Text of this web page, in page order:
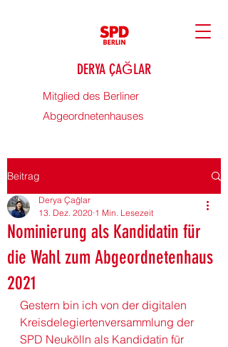
DERYA ÇAĞLAR
Mitglied des Berliner
Abgeordnetenhauses
Beitrag
Nominierung als Kandidatin für
die Wahl zum Abgeordnetenhaus
2021
Derya Çağlar
13. Dez. 2020 1 Min. Lesezeit
Gestern bin ich von der digitalen
Kreisdelegiertenversammlung der
SPD Neukölln als Kandidatin für